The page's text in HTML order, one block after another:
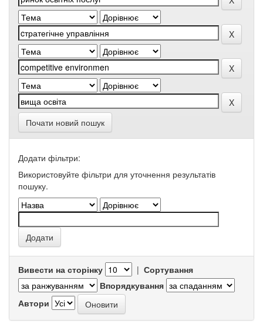
Почати новий пошук
Додати фільтри:
Використовуйте фільтри для уточнення результатів
пошуку.
Вивести на сторінку | Сортування
Впорядкування
Автори